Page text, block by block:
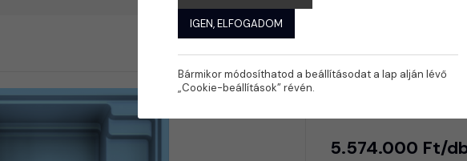
5.574.000 Ft/
IGEN, ELFOGADOM
Bármikor módosíthatod a beállításodat a lap alján lévő
„Cookie-beállítások” révén.